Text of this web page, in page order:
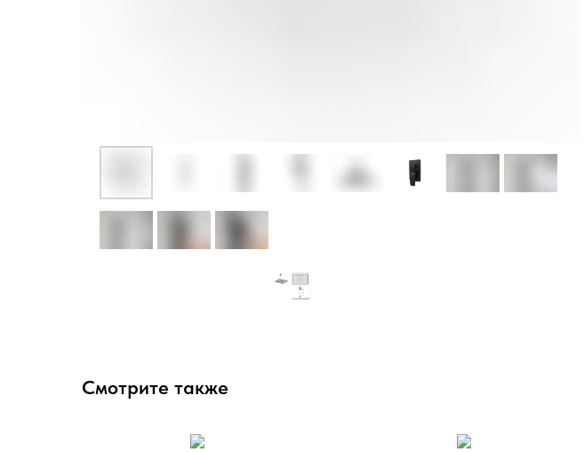
Смотрите также